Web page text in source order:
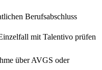
Berufsabschluss
mit Talentivo prüfen
über AVGS oder